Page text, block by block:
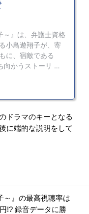
ドラマのキーとなる
に端的な説明をして
～』の最高視聴率は
!? 録音データに勝